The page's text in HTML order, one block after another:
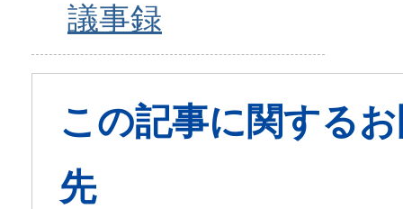
議事録
この記事に関する
先